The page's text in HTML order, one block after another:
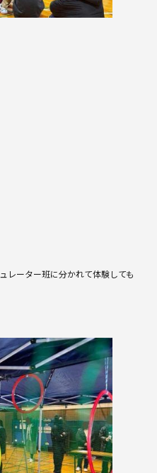
レーター班に分かれて体験しても